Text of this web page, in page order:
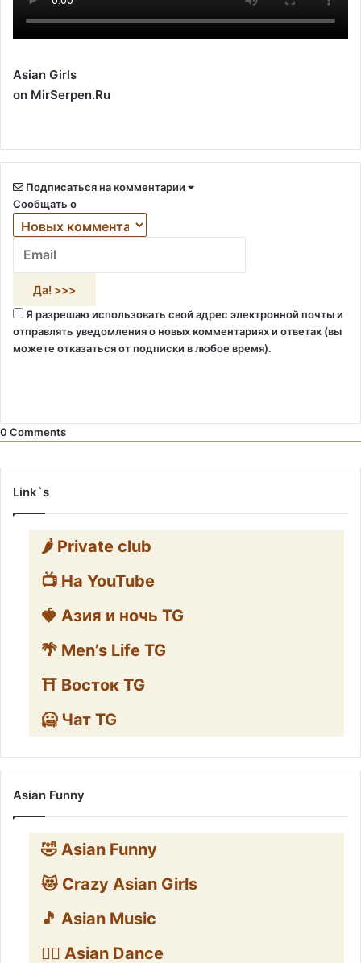
Asian Girls
on MirSerpen.Ru
Подписаться на комментарии
Сообщать о
Я разрешаю использовать свой адрес электронной почты и
отправлять уведомления о новых комментариях и ответах (вы
можете отказаться от подписки в любое время).
0 Comments
Link`s
🌶️ Private club
📺 На YouTube
🍓 Азия и ночь TG
🌴 Men’s Life TG
⛩️ Восток TG
🥶 Чат TG
Asian Funny
🤣 Asian Funny
😻 Crazy Asian Girls
🎵 Asian Music
👯‍♀️ Asian Dance